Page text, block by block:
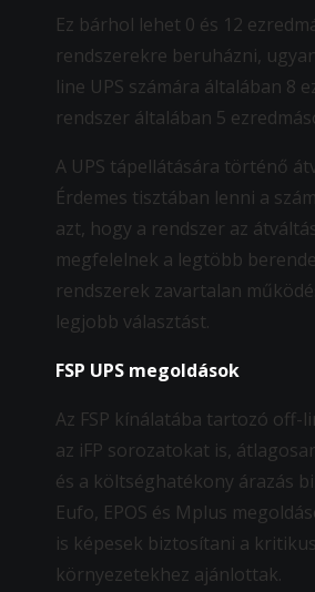
Ez bárhol lehet 0 és 12
rendszerekre beruházni,
line UPS számára általában 8
rendszer általában 5
A UPS tápellátására történő
Érdemes tisztában lenni a
azt, hogy a rendszer az
megfelelnek a legtöbb
rendszerek zavartalan
legjobb választást.
FSP UPS megoldások
Az FSP kínálatába tartozó off-
az iFP sorozatokat is,
és a költséghatékony árazás
Eufo, EPOS és Mplus
is képesek biztosítani a
környezetekhez ajánlottak.